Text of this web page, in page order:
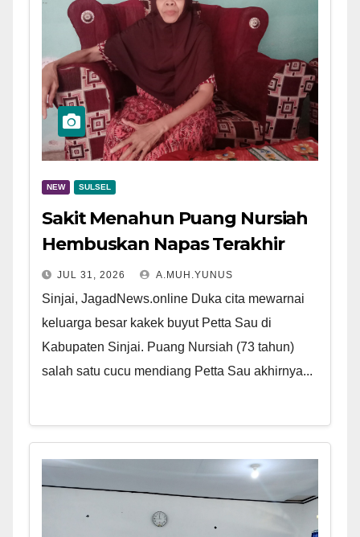
NEW SULSEL
Sakit Menahun Puang Nursiah
Hembuskan Napas Terakhir
JUL 31, 2026 A.MUH.YUNUS
Sinjai, JagadNews.online Duka cita mewarnai
keluarga besar kakek buyut Petta Sau di
Kabupaten Sinjai. Puang Nursiah (73 tahun)
salah satu cucu mendiang Petta Sau akhirnya...